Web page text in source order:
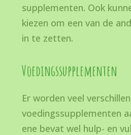
supplementen. Ook
kiezen om een van de
in te zetten.
Voedingssupplementen
Er worden veel
voedingssupplementen
ene bevat wel hulp- en